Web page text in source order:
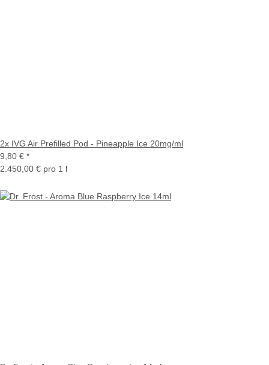
2x IVG Air Prefilled Pod - Pineapple Ice 20mg/ml
9,80 € *
2.450,00 € pro 1 l